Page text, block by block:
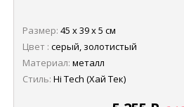
Размер: 45 х 39 х 5 см
Цвет : серый, золотистый
Материал: металл
Стиль: Hi Tech (Хай Тек)